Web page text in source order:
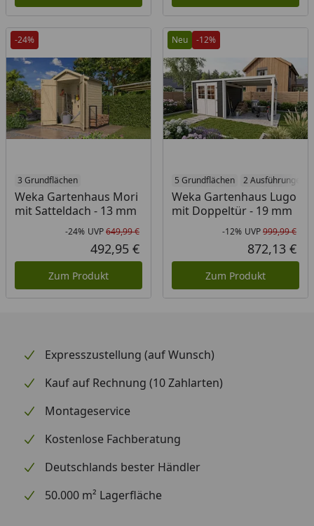
-24%
3 Grundflächen
Weka Gartenhaus Mori
mit Satteldach - 13 mm
Rabatt in Prozent
-24%
Ursprünglicher Preis
UVP649,99 €
Aktueller Preis
492,95 €
Zum Produkt
Neu -12%
5 Grundflächen 2 Ausführungen
Weka Gartenhaus Lugo
mit Doppeltür - 19 mm
-12% UVP999,99 €
872,13 €
Zum Produkt
Expresszustellung (auf Wunsch)
Kauf auf Rechnung (10 Zahlarten)
Montageservice
Kostenlose Fachberatung
Deutschlands bester Händler
50.000 m² Lagerfläche